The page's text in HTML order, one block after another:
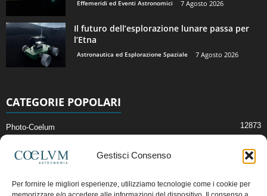
Gestisci Consenso
Per fornire le migliori esperienze, utilizziamo tecnologie come i cookie per
Effemeridi ed Eventi Astronomici 7 Agosto 2026
Il futuro dell’esplorazione lunare passa per
l’Etna
Astronautica ed Esplorazione Spaziale 7 Agosto 2026
CATEGORIE POPOLARI
Photo-Coelum 12873
News di Astronomia 2412
Cielo del Mese